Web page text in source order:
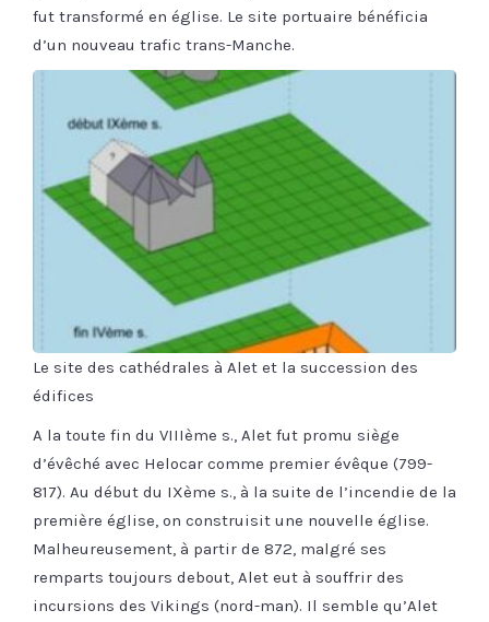
fut transformé en église. Le site portuaire bénéficia
d’un nouveau trafic trans-Manche.
Le site des cathédrales à Alet et la succession des
édifices
A la toute fin du VIIIème s., Alet fut promu siège
d’évêché avec Helocar comme premier évêque (799-
817). Au début du IXème s., à la suite de l’incendie de la
première église, on construisit une nouvelle église.
Malheureusement, à partir de 872, malgré ses
remparts toujours debout, Alet eut à souffrir des
incursions des Vikings (nord-man). Il semble qu’Alet